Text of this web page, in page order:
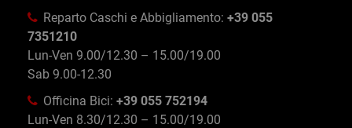
Reparto Caschi e Abbigliamento: +39 055
7351210
Lun-Ven 9.00/12.30 – 15.00/19.00
Sab 9.00-12.30
Officina Bici: +39 055 752194
Lun-Ven 8.30/12.30 – 15.00/19.00